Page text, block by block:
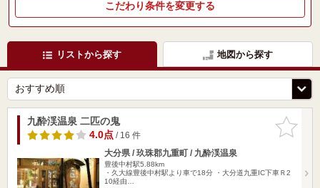
こだわり条件を変更する
リストから探す 地図から探す
お気に入
りに追加
九酔渓温泉 二匹の鬼
4.0点/ 16 件
大分県 / 玖珠郡九重町 / 九酔渓温泉
豊後中村駅5.88km
・久大線豊後中村駅より車で18分 ・大分道九重IC下車Ｒ2
10経由…